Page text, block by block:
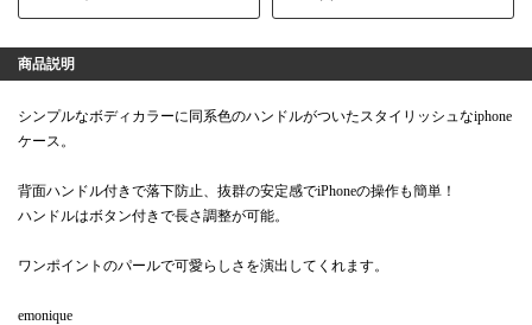
商品説明
シンプルなボディカラーに同系色のハンドルがついたスタイリッシュなiphone
ケース。
背面ハンドル付きで落下防止、抜群の安定感でiPhoneの操作も簡単！
ハンドルはボタン付きで長さ調整が可能。
ワンポイントのパールで可愛らしさを演出してくれます。
emonique